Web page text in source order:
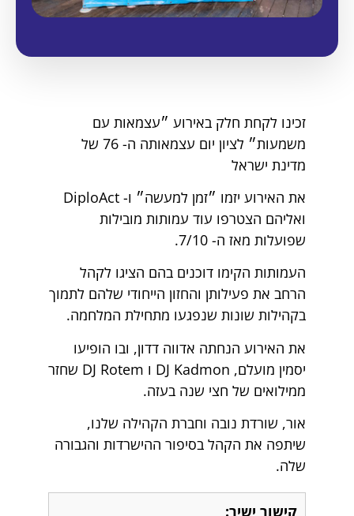
זכינו לקחת חלק באירוע ״עצמאות עם
משמעות״ לציון יום עצמאותה ה- 76 של
מדינת ישראל
את האירוע יזמו ״זמן למעשה״ ו- DiploAct
ואליהם הצטרפו עוד עמותות מובילות
שפועלות מאז ה- 7/10.
העמותות הקימו דוכנים בהם הציגו לקהל
הרחב את פעילותן והחזון הייחודי שלהם לתמוך
בקהילות שונות שנפגעו מתחילת המלחמה.
את האירוע הנחתה אדווה דדון, ובו הופיעו
יסמין מועלם, DJ Kadmon ו DJ Rotem שחזר
ממילואים של חצי שנה בעזה.
אור, שורדת נובה וחברת הקהילה שלנו,
שיתפה את הקהל בסיפור ההישרדות והגבורה
שלה.
קישור ישיר: